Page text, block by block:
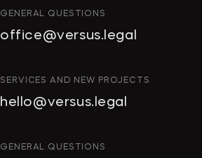
ИНТЕЛЛЕКТУАЛЬНАЯ
ИНВЕСТИЦИОННЫЕ
СТРОИТЕЛЬСТВО
И НЕДВИЖИМОСТЬ
GENERAL QUESTIONS
office@versus.legal
SERVICES AND NEW PROJECTS
hello@versus.legal
GENERAL QUESTIONS